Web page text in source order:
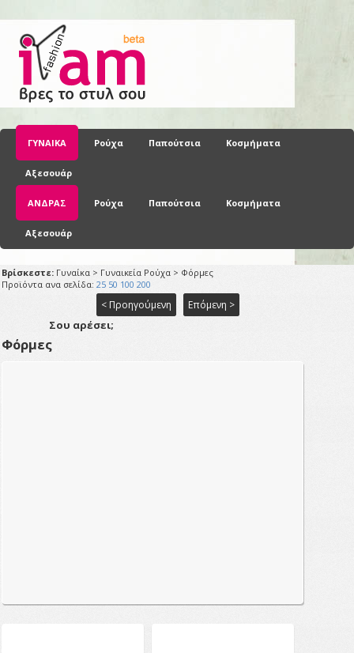
ΓΥΝΑΙΚΑ Ρούχα Παπούτσια Κοσμήματα
Αξεσουάρ
ΑΝΔΡΑΣ Ρούχα Παπούτσια Κοσμήματα
Αξεσουάρ
Βρίσκεστε: Γυναίκα > Γυναικεία Ρούχα > Φόρμες
Προϊόντα ανα σελίδα: 25 50 100 200
< Προηγούμενη Επόμενη >
Σου αρέσει;
Φόρμες